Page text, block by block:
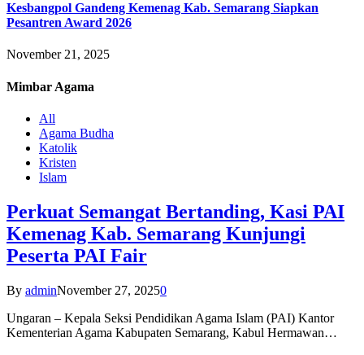
Kesbangpol Gandeng Kemenag Kab. Semarang Siapkan
Pesantren Award 2026
November 21, 2025
Mimbar Agama
All
Agama Budha
Katolik
Kristen
Islam
Perkuat Semangat Bertanding, Kasi PAI
Kemenag Kab. Semarang Kunjungi
Peserta PAI Fair
By adminNovember 27, 20250
Ungaran – Kepala Seksi Pendidikan Agama Islam (PAI) Kantor
Kementerian Agama Kabupaten Semarang, Kabul Hermawan…